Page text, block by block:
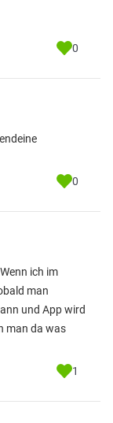
0
0
ich im
man
und App wird
man da was
1